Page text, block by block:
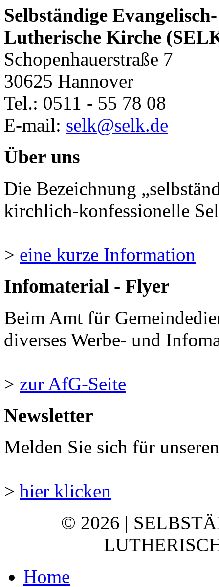
Selbständige Evangelisch-
Lutherische Kirche
Schopenhauerstraße 7
30625 Hannover
Tel.: 0511 - 55 78 08
E-mail: selk@selk.de
Über uns
Die Bezeichnung
kirchlich-konfessionelle
> eine kurze Information
Infomaterial - Flyer
Beim Amt für
diverses Werbe- und
> zur AfG-Seite
Newsletter
Melden Sie sich für
> hier klicken
© 2026 |
Home